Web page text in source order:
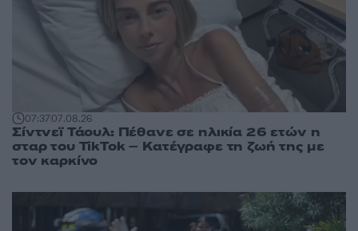
07:3707.08.26
Σίντνεϊ Τάουλ: Πέθανε σε ηλικία 26 ετών η
σταρ του TikTok – Kατέγραφε τη ζωή της με
τον καρκίνο